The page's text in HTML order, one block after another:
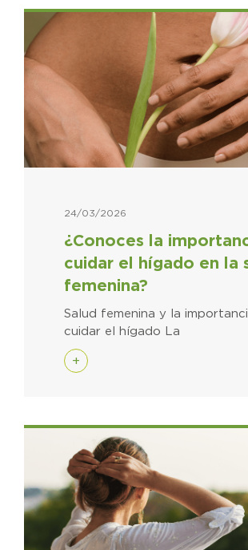
¿Conoces la
cuidar el hígado en la
femenina?
24/03/2026
Salud femenina y la
cuidar el hígado La
+